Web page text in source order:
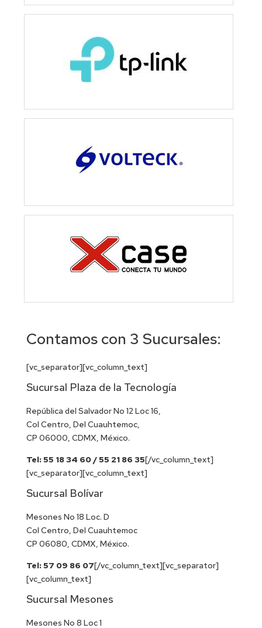
Contamos con 3 Sucursales:
[vc_separator][vc_column_text]
Sucursal Plaza de la Tecnología
República del Salvador No 12 Loc 16,
Col Centro, Del Cuauhtemoc,
CP 06000, CDMX, México.
Tel: 55 18 34 60 / 55 21 86 35[/vc_column_text]
[vc_separator][vc_column_text]
Sucursal Bolívar
Mesones No 18 Loc. D
Col Centro, Del Cuauhtemoc
CP 06080, CDMX, México.
Tel: 57 09 86 07[/vc_column_text][vc_separator]
[vc_column_text]
Sucursal Mesones
Mesones No 8 Loc 1